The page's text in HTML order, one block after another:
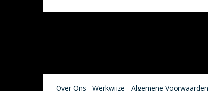
Over Ons Werkwijze Algemene Voorwaarden